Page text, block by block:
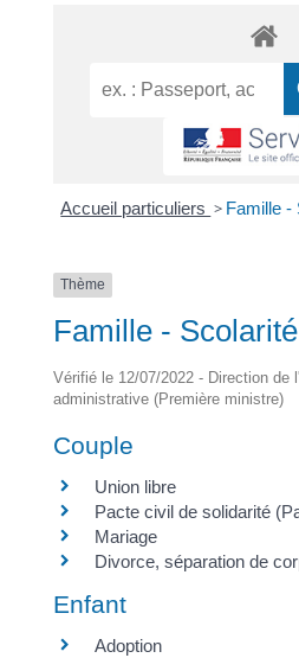
Accueil particuliers > Famille -
Thème
Famille - Scolarité
Vérifié le 12/07/2022 - Direction de
administrative (Première ministre)
Couple
Union libre
Pacte civil de solidarité
Mariage
Divorce, séparation de
Enfant
Adoption